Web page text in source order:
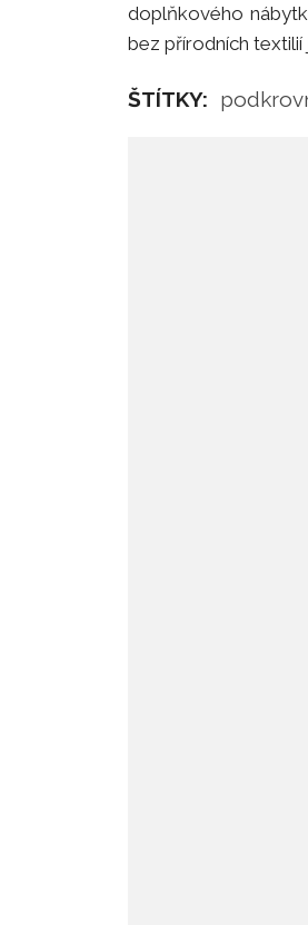
doplňkového
bez přírodních textilií
ŠTÍTKY: